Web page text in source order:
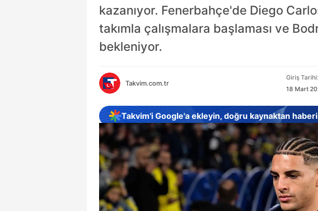
kazanıyor. Fenerbahçe'de Diego
takımla çalışmalara başlaması ve
bekleniyor.
Takvim.com.tr
Giriş Tarihi:
18 Mart
Takvim'i Google'a ekleyin, doğru kaynaktan haberi